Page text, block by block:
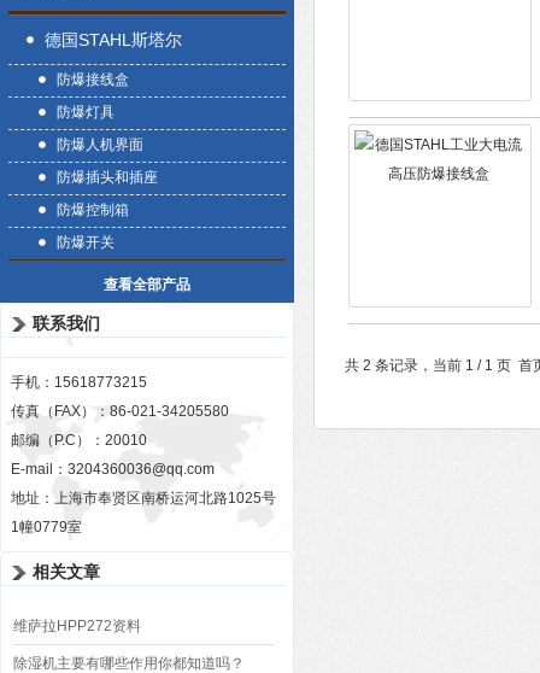
德国STAHL斯塔尔
防爆接线盒
防爆灯具
防爆人机界面
防爆插头和插座
防爆控制箱
防爆开关
查看全部产品
联系我们
手机：15618773215
传真（FAX）：86-021-34205580
邮编（P.C）：20010
E-mail： 3204360036@qq.com
地址：上海市奉贤区南桥运河北路1025号
1幢0779室
相关文章
维萨拉HPP272资料
除湿机主要有哪些作用你都知道吗？
共 2 条记录，当前 1 / 1 页